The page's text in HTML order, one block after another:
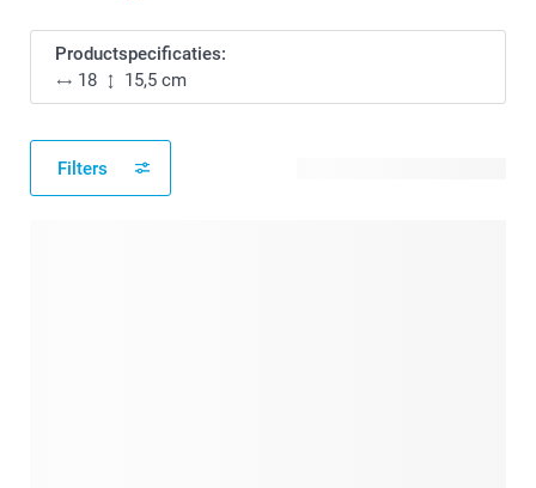
Productspecificaties:
18
15,5 cm
Filters